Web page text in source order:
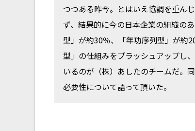
つつある昨今。とはいえ協調を重ん
ず、結果的に今の日本企業の組織の
型」が約30％、「年功序列型」が約
型」の仕組みをブラッシュアップし
いるのが（株）あしたのチームだ。
必要性について語って頂いた。